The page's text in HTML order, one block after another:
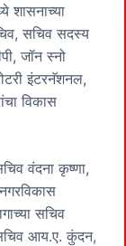
शासनाच्या
सचिव सदस्य
जॉन स्नो
इंटरनॅशनल,
विकास
वंदना कृष्णा,
सचिव
सचिव आय.ए. कुंदन,